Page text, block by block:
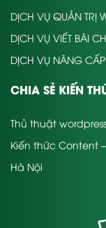
DỊCH VỤ QUẢN TRỊ
DỊCH VỤ VIẾT BÀI
DỊCH VỤ NÂNG CẤP
CHIA SẺ KIẾN
Thủ thuật wordpress
Kiến thức Content
Hà Nội